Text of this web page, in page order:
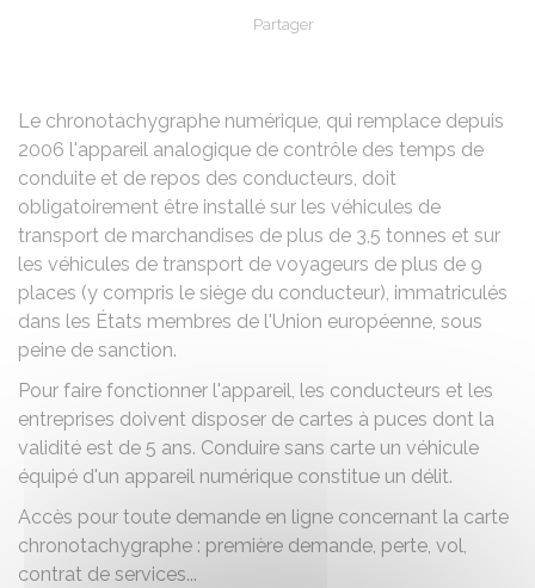
Partager
Le chronotachygraphe numérique, qui remplace depuis
2006 l'appareil analogique de contrôle des temps de
conduite et de repos des conducteurs, doit
obligatoirement être installé sur les véhicules de
transport de marchandises de plus de 3,5 tonnes et sur
les véhicules de transport de voyageurs de plus de 9
places (y compris le siège du conducteur), immatriculés
dans les États membres de l'Union européenne, sous
peine de sanction.
Pour faire fonctionner l'appareil, les conducteurs et les
entreprises doivent disposer de cartes à puces dont la
validité est de 5 ans. Conduire sans carte un véhicule
équipé d'un appareil numérique constitue un délit.
Accès pour toute demande en ligne concernant la carte
chronotachygraphe : première demande, perte, vol,
contrat de services...